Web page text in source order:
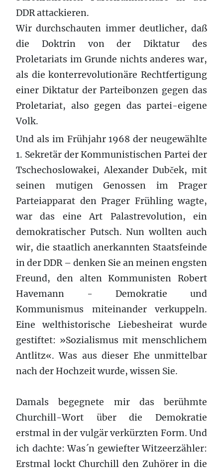
DDR attackieren.
Wir durchschauten immer deutlicher, daß
die Doktrin von der Diktatur des
Proletariats im Grunde nichts anderes war,
als die konterrevolutionäre Rechtfertigung
einer Diktatur der Parteibonzen gegen das
Proletariat, also gegen das partei-eigene
Volk.
Und als im Frühjahr 1968 der neugewählte
1. Sekretär der Kommunistischen Partei der
Tschechoslowakei, Alexander Dubček, mit
seinen mutigen Genossen im Prager
Parteiapparat den Prager Frühling wagte,
war das eine Art Palastrevolution, ein
demokratischer Putsch. Nun wollten auch
wir, die staatlich anerkannten Staatsfeinde
in der DDR – denken Sie an meinen engsten
Freund, den alten Kommunisten Robert
Havemann - Demokratie und
Kommunismus miteinander verkuppeln.
Eine welthistorische Liebesheirat wurde
gestiftet: »Sozialismus mit menschlichem
Antlitz«. Was aus dieser Ehe unmittelbar
nach der Hochzeit wurde, wissen Sie.
Damals begegnete mir das berühmte
Churchill-Wort über die Demokratie
erstmal in der vulgär verkürzten Form. Und
ich dachte: Was´n gewiefter Witzeerzähler:
Erstmal lockt Churchill den Zuhörer in die